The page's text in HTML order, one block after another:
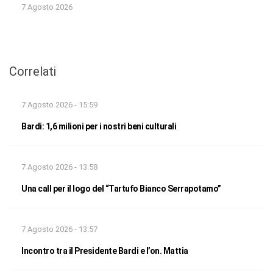
7 Agosto 2026
Correlati
7 Agosto 2026 - 15:59
Bardi: 1,6 milioni per i nostri beni culturali
7 Agosto 2026 - 13:58
Una call per il logo del “Tartufo Bianco Serrapotamo”
7 Agosto 2026 - 13:57
Incontro tra il Presidente Bardi e l’on. Mattia